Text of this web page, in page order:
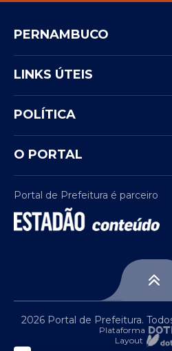
PERNAMBUCO
LINKS ÚTEIS
POLÍTICA
O PORTAL
Portal de Prefeitura é parceiro
2026 Portal de Prefeitura.
Plataforma
Layout